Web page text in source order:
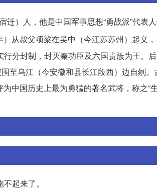
）人，他是中国军事思想“勇战派”代表人
从叔父项梁在吴中（今江苏苏州）起义
分封制，封灭秦功臣及六国贵族为王。后
至乌江（今安徽和县长江段西）边自刎。
中国历史上最为勇猛的著名武将，称之“
起来了。